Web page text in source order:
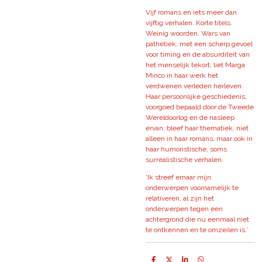
Vijf romans en iets meer dan
vijftig verhalen. Korte titels.
Weinig woorden. Wars van
pathetiek, met een scherp gevoel
voor timing en de absurditeit van
het menselijk tekort, liet Marga
Minco in haar werk het
verdwenen verleden herleven.
Haar persoonlijke geschiedenis,
voorgoed bepaald door de Tweede
Wereldoorlog en de nasleep
ervan, bleef haar thematiek, niet
alleen in haar romans, maar ook in
haar humoristische, soms
surrealistische verhalen.
‘Ik streef ernaar mijn
onderwerpen voornamelijk te
relativeren, al zijn het
onderwerpen tegen een
achtergrond die nu eenmaal niet
te ontkennen en te omzeilen is.’